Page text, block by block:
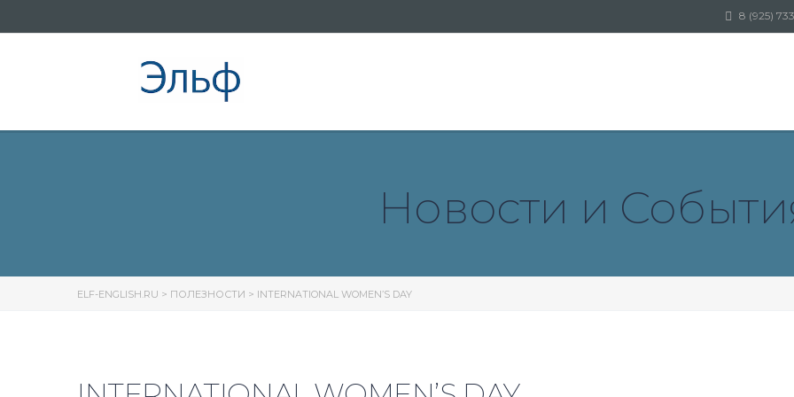
8 (925)
Новости и
ELF-ENGLISH.RU > ПОЛЕЗНОСТИ > INTERNATIONAL WOMEN’S DAY